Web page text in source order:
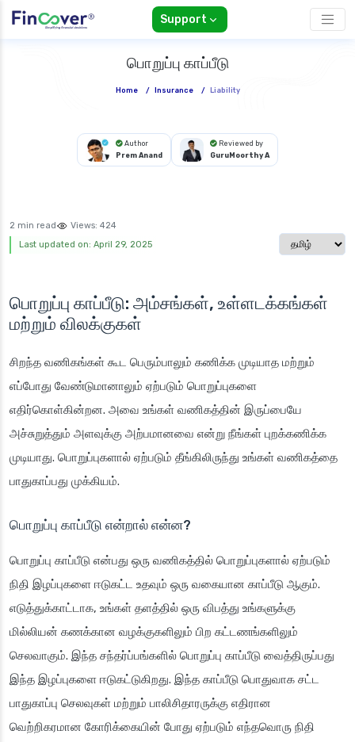
Support
பொறுப்பு காப்பீடு
Home / Insurance / Liability
Author
Prem Anand
Reviewed by
GuruMoorthy A
2 min read Views: 424
Last updated on: April 29, 2025
Select
பொறுப்பு காப்பீடு: அம்சங்கள், உள்ளடக்கங்கள்
மற்றும் விலக்குகள்
சிறந்த வணிகங்கள் கூட பெரும்பாலும் கணிக்க முடியாத மற்றும்
எப்போது வேண்டுமானாலும் ஏற்படும் பொறுப்புகளை
எதிர்கொள்கின்றன. அவை உங்கள் வணிகத்தின் இருப்பையே
அச்சுறுத்தும் அளவுக்கு அற்பமானவை என்று நீங்கள் புறக்கணிக்க
முடியாது. பொறுப்புகளால் ஏற்படும் தீங்கிலிருந்து உங்கள் வணிகத்தை
பாதுகாப்பது முக்கியம்.
பொறுப்பு காப்பீடு என்றால் என்ன?
பொறுப்பு காப்பீடு என்பது ஒரு வணிகத்தில் பொறுப்புகளால் ஏற்படும்
நிதி இழப்புகளை ஈடுகட்ட உதவும் ஒரு வகையான காப்பீடு ஆகும்.
எடுத்துக்காட்டாக, உங்கள் தளத்தில் ஒரு விபத்து உங்களுக்கு
மில்லியன் கணக்கான வழக்குகளிலும் பிற கட்டணங்களிலும்
செலவாகும். இந்த சந்தர்ப்பங்களில் பொறுப்பு காப்பீடு வைத்திருப்பது
இந்த இழப்புகளை ஈடுகட்டுகிறது. இந்த காப்பீடு பொதுவாக சட்ட
பாதுகாப்பு செலவுகள் மற்றும் பாலிசிதாரருக்கு எதிரான
வெற்றிகரமான கோரிக்கையின் போது ஏற்படும் எந்தவொரு நிதி